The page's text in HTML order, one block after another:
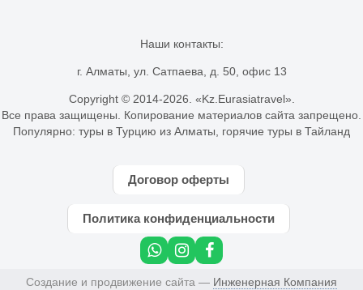
Наши контакты:
г. Алматы, ул. Сатпаева, д. 50, офис 13
Copyright © 2014-2026. «Kz.Eurasiatravel».
Все права защищены. Копирование материалов сайта запрещено.
Популярно: туры в Турцию из Алматы горячие туры в Тайланд
Договор оферты
Политика конфиденциальности
Создание и продвижение сайта — Инженерная Компания